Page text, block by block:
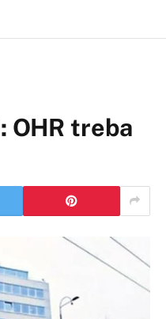
OHR treba